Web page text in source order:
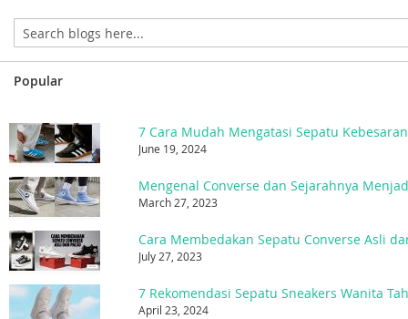
Popular
7 Cara Mudah Mengatasi Sepatu Kebesaran
June 19, 2024
March 27, 2023
Cara Membedakan Sepatu Converse Asli
July 27, 2023
7 Rekomendasi Sepatu Sneakers Wanita
April 23, 2024